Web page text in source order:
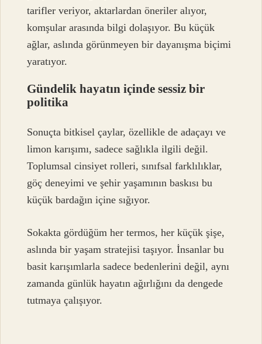
tarifler veriyor, aktarlardan öneriler alıyor,
komşular arasında bilgi dolaşıyor. Bu küçük
ağlar, aslında görünmeyen bir dayanışma biçimi
yaratıyor.
Gündelik hayatın içinde sessiz bir
politika
Sonuçta bitkisel çaylar, özellikle de adaçayı ve
limon karışımı, sadece sağlıkla ilgili değil.
Toplumsal cinsiyet rolleri, sınıfsal farklılıklar,
göç deneyimi ve şehir yaşamının baskısı bu
küçük bardağın içine sığıyor.
Sokakta gördüğüm her termos, her küçük şişe,
aslında bir yaşam stratejisi taşıyor. İnsanlar bu
basit karışımlarla sadece bedenlerini değil, aynı
zamanda günlük hayatın ağırlığını da dengede
tutmaya çalışıyor.